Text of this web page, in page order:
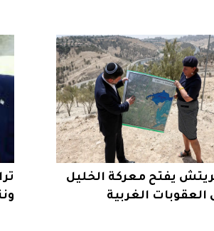
يفتح معركة الخليل
العقوبات الغربية